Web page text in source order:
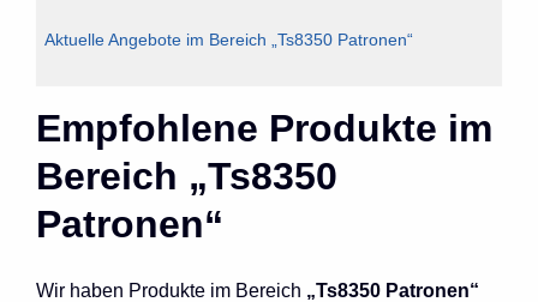
Aktuelle Angebote im Bereich „Ts8350 Patronen“
Empfohlene Produkte im
Bereich „Ts8350
Patronen“
Wir haben Produkte im Bereich „Ts8350 Patronen“